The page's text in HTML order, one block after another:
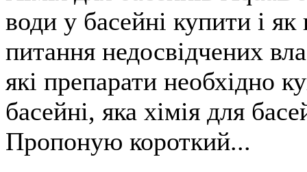
води у басейні купити і
питання недосвідчених
які препарати необхідно
басейні, яка хімія для
Пропоную короткий...